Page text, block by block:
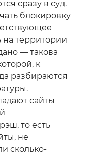
сразу в суд.
блокировку
на территории
— такова
к
разбираются
сайты
то есть
не
сколько-